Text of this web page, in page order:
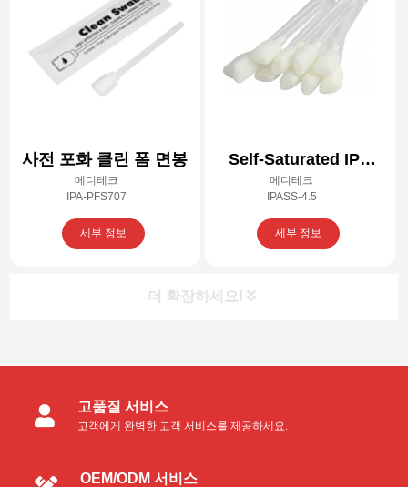
사전 포화 클린 폼 면봉
메디테크
IPA-PFS707
세부 정보
Self-Saturated IPA
Cleaning Swab – 4.5’’
메디테크
IPASS-4.5
세부 정보
더 확장하세요!
제품 카테고리
클린룸 면봉고품질 서비스
고객에게 완벽한 고객 서비스를 제공하세요.
OEM/ODM 서비스